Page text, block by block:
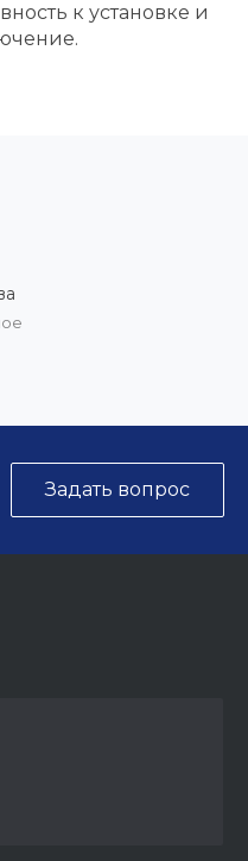
к установке и
Задать вопрос